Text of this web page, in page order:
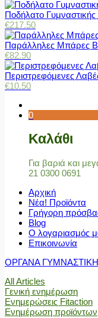
Ποδήλατο
€217.50
Παράλληλες Μπάρες
€82.90
Περιστρεφόμενες
€10.50
0
Καλάθι
Για βαριά και
21 0300 0691
Αρχική
Νέα! Προϊόντα
Γρήγορη
Blog
Ο λογαριασμός
Επικοινωνία
ΟΡΓΑΝΑ
All Articles
Γενική ενημέρωση
Ενημερώσεις Fitaction
Ενημέρωση προϊόντων